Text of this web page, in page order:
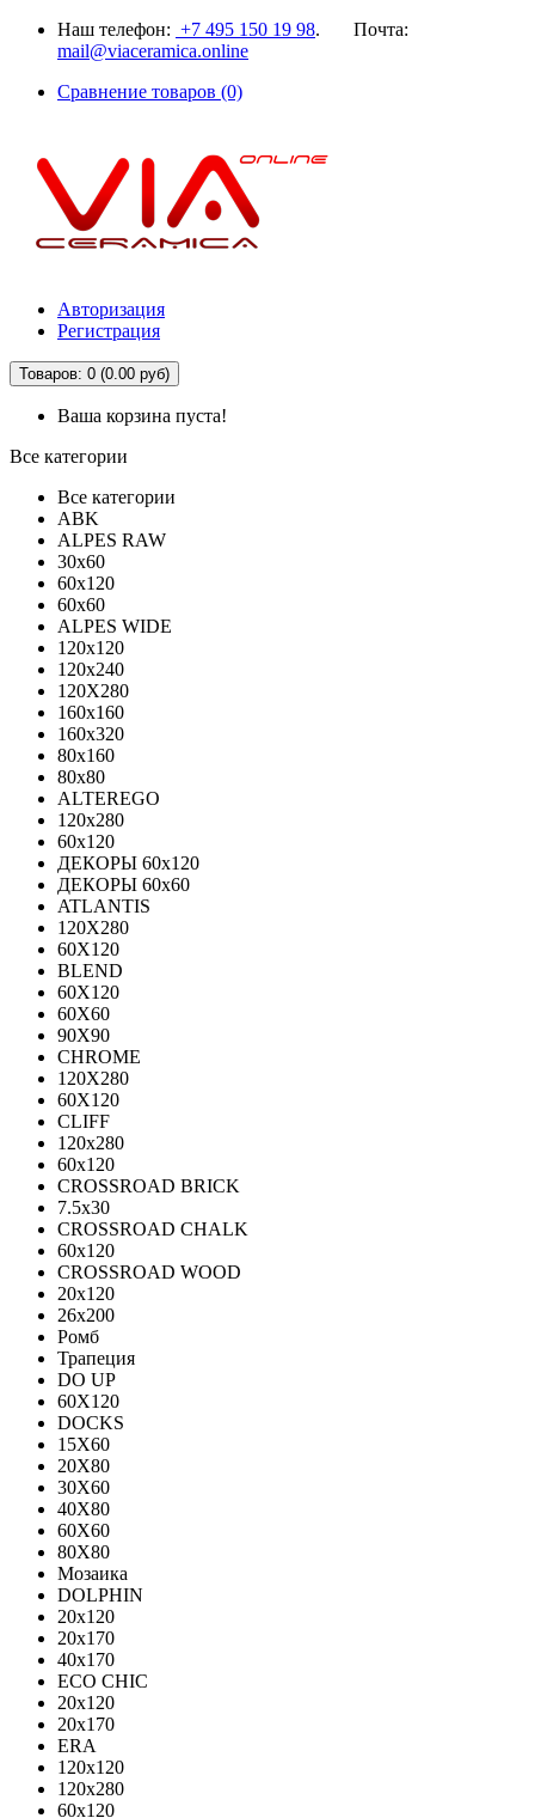
Наш телефон: +7 495 150 19 98. Почта:
mail@viaceramica.online
Сравнение товаров (0)
Авторизация
Регистрация
Товаров: 0 (0.00 руб)
Ваша корзина пуста!
Все категории
Все категории
ABK
ALPES RAW
30x60
60x120
60x60
ALPES WIDE
120x120
120x240
120X280
160x160
160x320
80x160
80x80
ALTEREGO
120х280
60х120
ДЕКОРЫ 60х120
ДЕКОРЫ 60х60
ATLANTIS
120X280
60X120
BLEND
60Х120
60Х60
90Х90
CHROME
120X280
60X120
CLIFF
120x280
60x120
CROSSROAD BRICK
7.5х30
CROSSROAD CHALK
60х120
CROSSROAD WOOD
20х120
26х200
Ромб
Трапеция
DO UP
60X120
DOCKS
15X60
20X80
30X60
40X80
60X60
80X80
Мозаика
DOLPHIN
20x120
20x170
40x170
ECO CHIC
20х120
20х170
ERA
120x120
120x280
60x120